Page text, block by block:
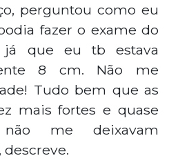
perguntou como eu
fazer o exame do
já que eu tb estava
8 cm. Não me
Tudo bem que as
mais fortes e quase
me deixavam